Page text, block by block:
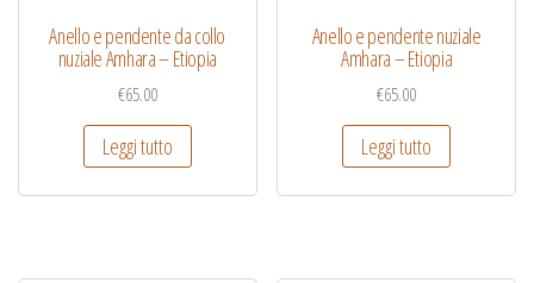
Anello e pendente da collo
nuziale Amhara – Etiopia
€65.00
Leggi tutto
Anello e pendente nuziale
Amhara – Etiopia
€65.00
Leggi tutto